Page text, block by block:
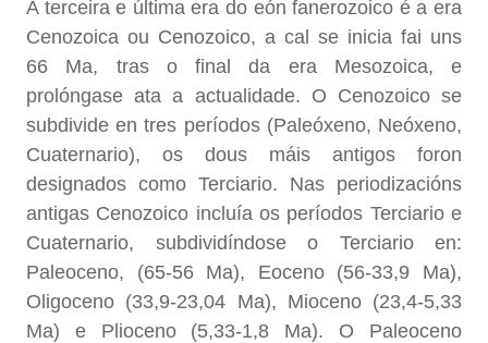
A terceira e última era do eón fanerozoico é a era
Cenozoica ou Cenozoico, a cal se inicia fai uns
66 Ma, tras o final da era Mesozoica, e
prolóngase ata a actualidade. O Cenozoico se
subdivide en tres períodos (Paleóxeno, Neóxeno,
Cuaternario), os dous máis antigos foron
designados como Terciario. Nas periodizacións
antigas Cenozoico incluía os períodos Terciario e
Cuaternario, subdividíndose o Terciario en:
Paleoceno, (65-56 Ma), Eoceno (56-33,9 Ma),
Oligoceno (33,9-23,04 Ma), Mioceno (23,4-5,33
Ma) e Plioceno (5,33-1,8 Ma). O Paleoceno